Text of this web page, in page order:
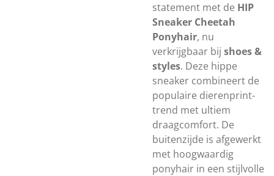
statement met de HIP
Sneaker Cheetah
Ponyhair, nu
verkrijgbaar bij shoes &
styles. Deze hippe
sneaker combineert de
populaire dierenprint-
trend met ultiem
draagcomfort. De
buitenzijde is afgewerkt
met hoogwaardig
ponyhair in een stijlvolle